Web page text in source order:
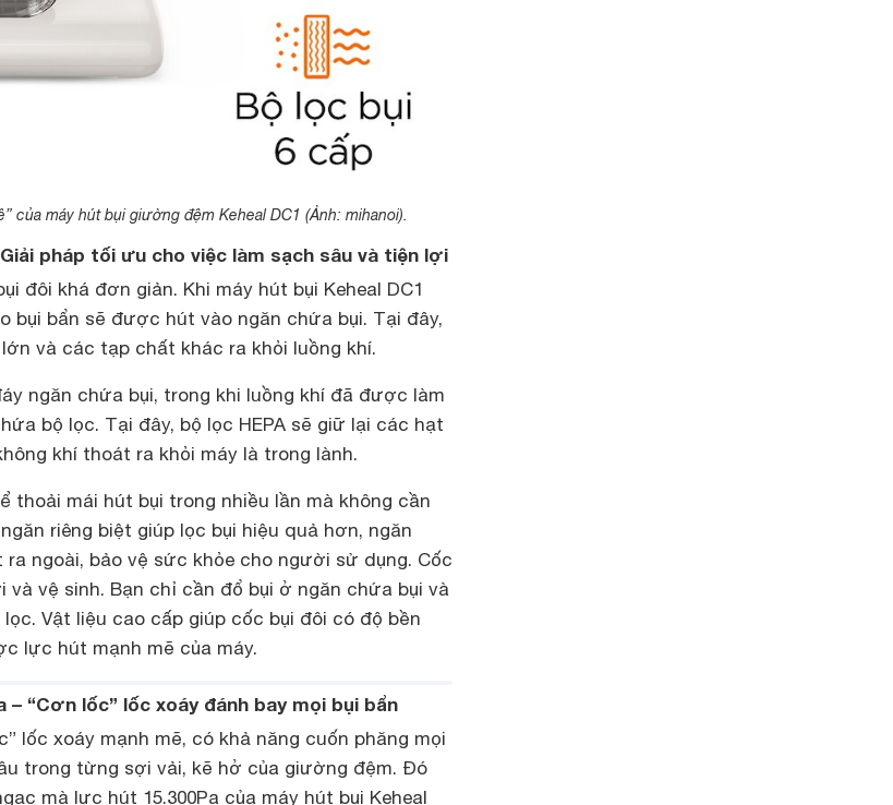
của máy hút bụi giường đệm Keheal DC1 (Ảnh: mihanoi).
pháp tối ưu cho việc làm sạch sâu và tiện lợi
đôi khá đơn giản. Khi máy hút bụi Keheal DC1
bụi bẩn sẽ được hút vào ngăn chứa bụi. Tại đây,
và các tạp chất khác ra khỏi luồng khí.
ngăn chứa bụi, trong khi luồng khí đã được làm
bộ lọc. Tại đây, bộ lọc HEPA sẽ giữ lại các hạt
khí thoát ra khỏi máy là trong lành.
thoải mái hút bụi trong nhiều lần mà không cần
riêng biệt giúp lọc bụi hiệu quả hơn, ngăn
ngoài, bảo vệ sức khỏe cho người sử dụng. Cốc
vệ sinh. Bạn chỉ cần đổ bụi ở ngăn chứa bụi và
Vật liệu cao cấp giúp cốc bụi đôi có độ bền
lực hút mạnh mẽ của máy.
– “Cơn lốc” lốc xoáy đánh bay mọi bụi bẩn
lốc xoáy mạnh mẽ, có khả năng cuốn phăng mọi
trong từng sợi vải, kẽ hở của giường đệm. Đó
mà lực hút 15.300Pa của máy hút bụi Keheal